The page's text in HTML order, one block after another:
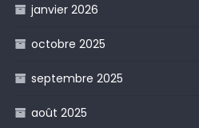
janvier 2026
octobre 2025
septembre 2025
août 2025